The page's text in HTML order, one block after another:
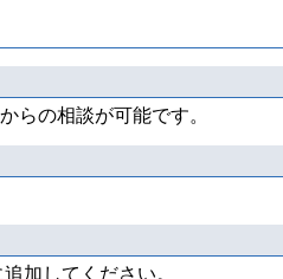
らの相談が可能です。
加してください。